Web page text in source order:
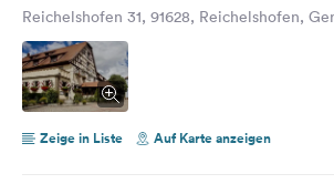
Reichelshofen 31, 91628, Reichelshofen,
Zeige in Liste Auf Karte anzeigen